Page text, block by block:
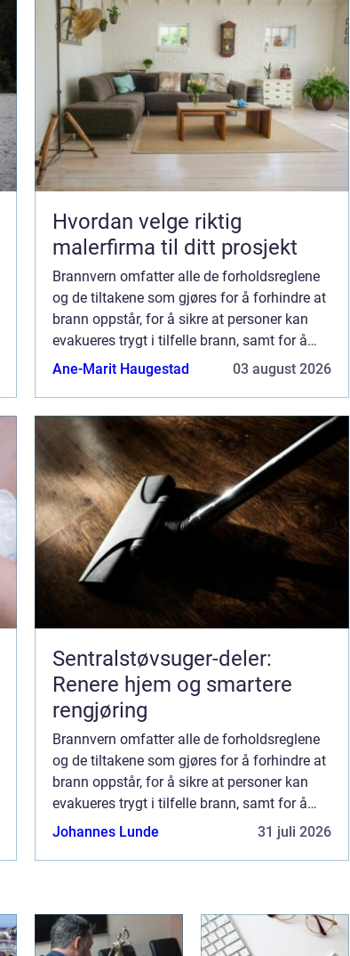
Hvordan velge riktig
malerfirma til ditt prosjekt
Brannvern omfatter alle de forholdsreglene
og de tiltakene som gjøres for å forhindre at
brann oppstår, for å sikre at personer kan
evakueres trygt i tilfelle brann, samt for å
begrense skadene en brann kan forårs...
Ane-Marit Haugestad 03 august 2026
Sentralstøvsuger-deler:
Renere hjem og smartere
rengjøring
Brannvern omfatter alle de forholdsreglene
og de tiltakene som gjøres for å forhindre at
brann oppstår, for å sikre at personer kan
evakueres trygt i tilfelle brann, samt for å
begrense skadene en brann kan forårs...
Johannes Lunde 31 juli 2026